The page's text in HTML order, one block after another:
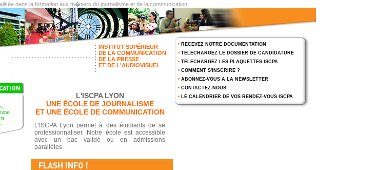
dans la formation aux m�tiers du journalisme et de la communication
INSTITUT SUPÉRIEUR
DE LA COMMUNICATION
DE LA PRESSE
ET DE L'AUDIOVISUEL
• RECEVEZ NOTRE DOCUMENTATION
• TELECHARGEZ LE DOSSIER DE CANDIDATURE
• TELECHARGEZ LES PLAQUETTES ISCPA
• COMMENT S'INSCRIRE ?
• ABONNEZ-VOUS A LA NEWSLETTER
• CONTACTEZ-NOUS
• LE CALENDRIER DE VOS RENDEZ-VOUS ISCPA
L'ISCPA LYON
UNE ÉCOLE DE JOURNALISME
ET UNE ÉCOLE DE COMMUNICATION
L'ISCPA Lyon permet à des étudiants de se
professionnaliser. Notre école est accessible
avec un bac validé ou en admissions
parallèles.